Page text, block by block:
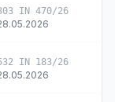
IN 470/26
IN 183/26